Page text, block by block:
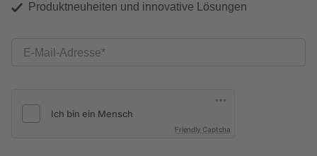
Produktneuheiten und innovative Lösungen
E-Mail-Adresse
Friendly Captcha